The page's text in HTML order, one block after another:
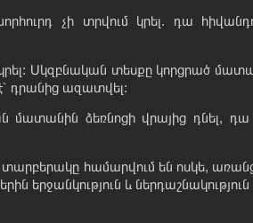
չի տրվում կրել. դա
կրել: Սկզբնական տեսքը կորցրած
դրանից ազատվել:
մատանին ձեռնոցի վրայից դնել,
համարվում են ոսկե,
երջանկություն և ներդաշնակություն